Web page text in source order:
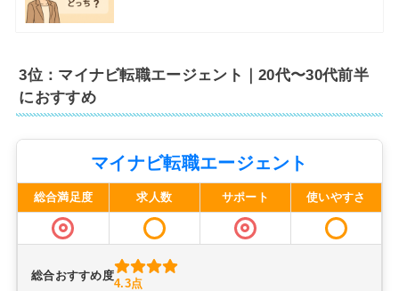
3位：マイナビ転職エージェント｜20代〜30代前半
におすすめ
マイナビ転職エージェント
総合満足度 求人数 サポート 使いやすさ
総合おすすめ度
4.3点